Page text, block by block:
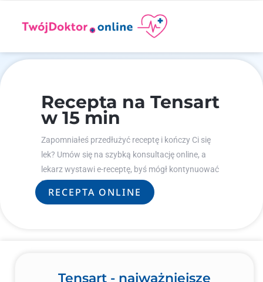
Recepta na Tensart
w 15 min
Zapomniałeś przedłużyć receptę i kończy Ci się
lek? Umów się na szybką konsultację online, a
lekarz wystawi e-receptę, byś mógł kontynuować
leczenie.
RECEPTA ONLINE
Tensart - najważniejsze